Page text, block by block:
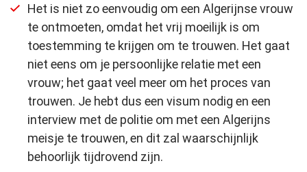
Het is niet zo eenvoudig om een Algerijnse vrouw
te ontmoeten, omdat het vrij moeilijk is om
toestemming te krijgen om te trouwen. Het gaat
niet eens om je persoonlijke relatie met een
vrouw; het gaat veel meer om het proces van
trouwen. Je hebt dus een visum nodig en een
interview met de politie om met een Algerijns
meisje te trouwen, en dit zal waarschijnlijk
behoorlijk tijdrovend zijn.